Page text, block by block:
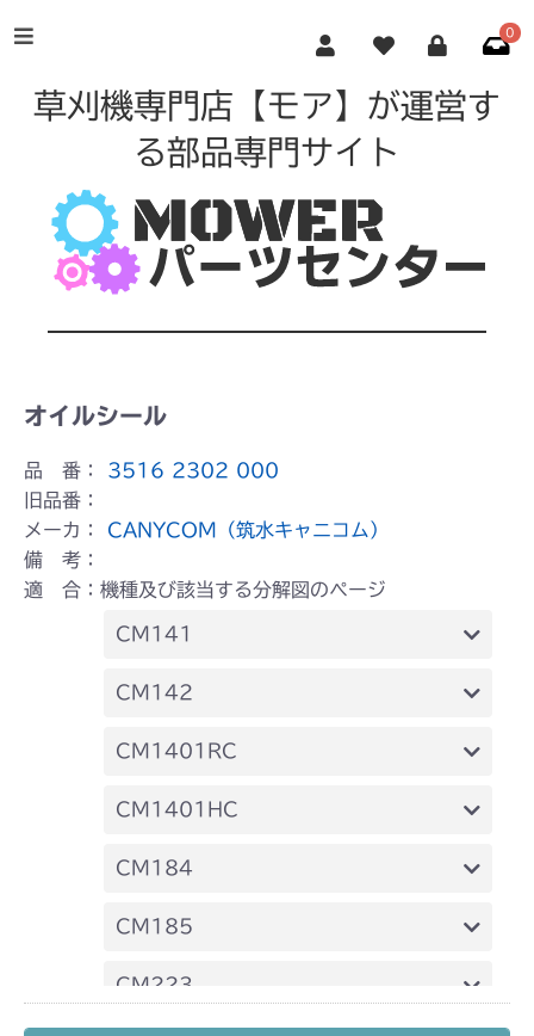
0
草刈機専門店【モア】が運営す
る部品専門サイト
オイルシール
品 番： 3516 2302 000
旧品番：
メーカ： CANYCOM（筑水キャニコム）
備 考：
適 合：機種及び該当する分解図のページ
CM141
FIG13 刈刃駆動
CM142
FIG13 刈刃駆動
CM1401RC
本体 FIG14 刈刃駆動
CM1401HC
本体 FIG15 刈刃駆動
CM184
本体 FIG18 刈刃駆動
CM185
本体 FIG16 刈刃駆動
CM223